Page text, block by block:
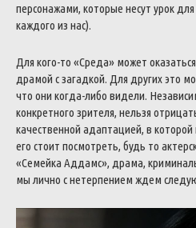
персонажами, которые несут урок
каждого из нас).
Для кого-то «Среда» может
драмой с загадкой. Для других это
что они когда-либо видели.
конкретного зрителя, нельзя
качественной адаптацией, в
его стоит посмотреть, будь то
«Семейка Аддамс», драма,
мы лично с нетерпением ждем